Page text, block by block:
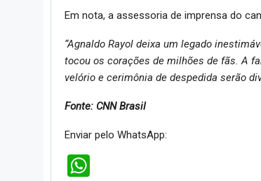
Em nota, a assessoria de imprensa do
“Agnaldo Rayol deixa um legado
tocou os corações de milhões de fãs. A
velório e cerimônia de despedida serão
Fonte: CNN Brasil
Enviar pelo WhatsApp: